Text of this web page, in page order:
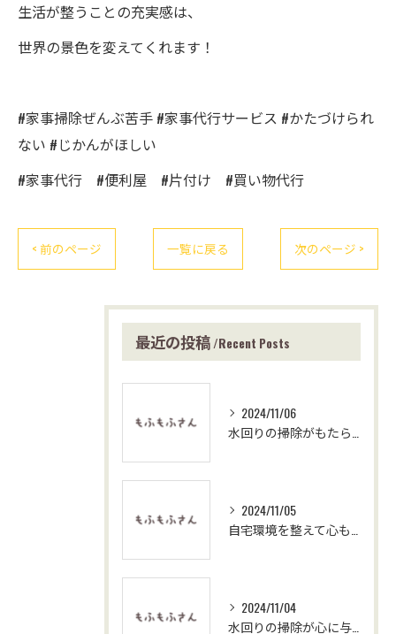
生活が整うことの充実感は、
世界の景色を変えてくれます！
#家事掃除ぜんぶ苦手 #家事代行サービス #かたづけられ
ない #じかんがほしい
#家事代行 #便利屋 #片付け #買い物代行
< 前のページ 一覧に戻る 次のページ >
最近の投稿 Recent Posts
2024/11/06
2024/11/05
2024/11/04